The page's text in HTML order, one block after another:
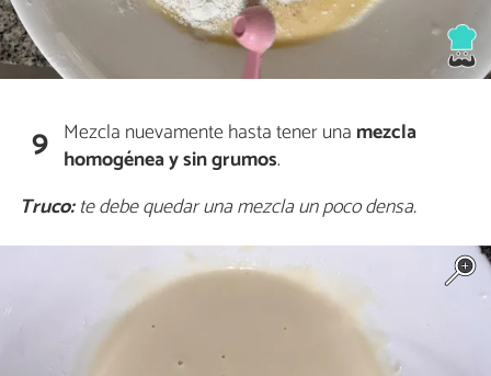
9 Mezcla nuevamente hasta tener una mezcla
homogénea y sin grumos.
Truco:te debe quedar una mezcla un poco densa.